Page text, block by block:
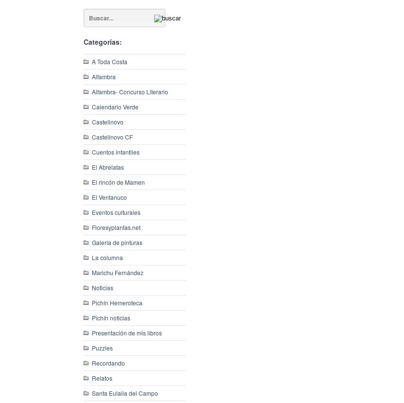
Categorías:
A Toda Costa
Alfambra
Alfambra- Concurso Literario
Calendario Verde
Castellnovo
Castellnovo CF
Cuentos infantiles
El Abrelatas
El rincón de Mamen
El Ventanuco
Eventos culturales
Floresyplantas.net
Galería de pinturas
La columna
Marichu Fernández
Noticias
Pichín Hemeroteca
Pichín noticias
Presentación de mis libros
Puzzles
Recordando
Relatos
Santa Eulalia del Campo